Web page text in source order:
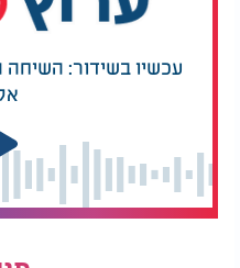
בעל בית הקפה, הוא גם
ולא מפליא ששם החברה
אוריאל אקוסטה 23 בתל אביב.
ארגון 'אור לאחים'
החילונית נפלה למלכודת
בלי לדעת, כנראה, שמדובר
הצער גדול לא פחות, על
עכשיו בשידור: